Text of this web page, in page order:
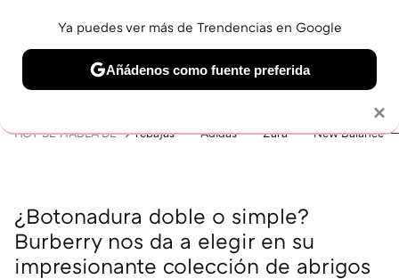
BELLEZA SHOPPING VIAJES GASTRO SNEAKERS
HOY SE HABLA DE rebajas Adidas Zara New Balance
¿Botonadura doble o simple?
Burberry nos da a elegir en su
impresionante colección de abrigos
×
Ya puedes ver más de Trendencias en Google
Añádenos como fuente preferida